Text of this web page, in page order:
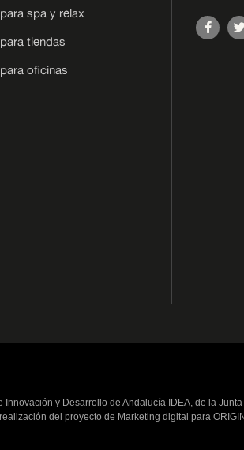
spa y relax
tiendas
oficinas
y Desarrollo de Andalucía IDEA, de la
del proyecto de Marketing digital para